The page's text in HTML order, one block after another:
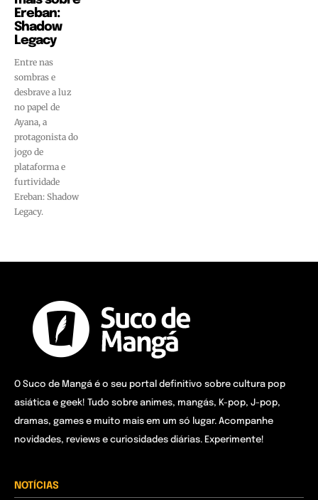
Ereban:
Shadow
Legacy
Entre nas
sombras e
desbrave a luz
no papel de
Ayana, a
protagonista do
jogo de
plataforma e
furtividade
Ereban: Shadow
Legacy.
O Suco de Mangá é o seu portal definitivo sobre cultura pop
asiática e geek! Tudo sobre animes, mangás, K-pop, J-pop,
dramas, games e muito mais em um só lugar. Acompanhe
novidades, reviews e curiosidades diárias. Experimente!
NOTÍCIAS